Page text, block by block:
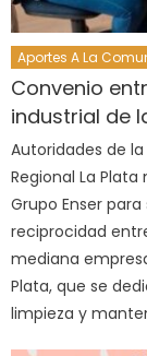
Aportes A La
Convenio
industrial de
Autoridades de
Regional La
Grupo Enser
reciprocidad
mediana
Plata, que se
limpieza y